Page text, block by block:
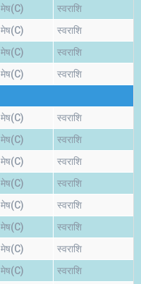
मेष(C) स्वराशि
मेष(C) स्वराशि
मेष(C) स्वराशि
मेष(C) स्वराशि
मेष(C) स्वराशि
मेष(C) स्वराशि
मेष(C) स्वराशि
मेष(C) स्वराशि
मेष(C) स्वराशि
मेष(C) स्वराशि
मेष(C) स्वराशि
मेष(C) स्वराशि